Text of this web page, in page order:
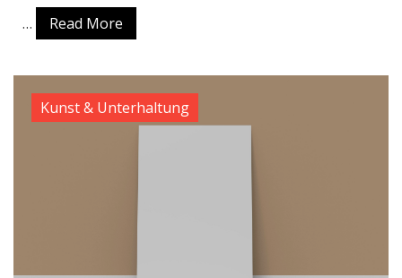
…
Read More
Kunst & Unterhaltung